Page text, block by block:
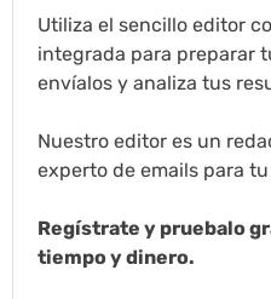
Utiliza el sencillo editor
integrada para preparar
envíalos y analiza tus
Nuestro editor es un
experto de emails para
Regístrate y pruebalo
tiempo y dinero.